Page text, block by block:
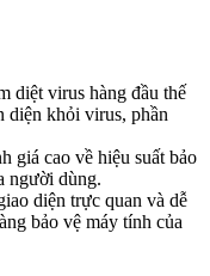
diệt virus hàng đầu thế
diện khỏi virus, phần
giá cao về hiệu suất bảo
người dùng.
diện trực quan và dễ
bảo vệ máy tính của